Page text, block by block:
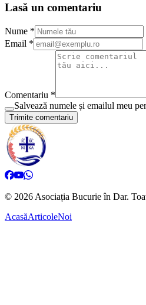
Lasă un comentariu
Nume *
Email *
Comentariu *
Salvează numele și emailul meu
Trimite comentariu
© 2026 Asociația Bucurie în Dar.
AcasăArticoleNoi